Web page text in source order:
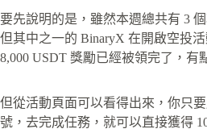
要先說明的是，雖然本週總共有 3
但其中之一的 BinaryX 在開啟空投
8,000 USDT 獎勵已經被領完了，有
但從活動頁面可以看得出來，你只
號，去完成任務，就可以直接獲得